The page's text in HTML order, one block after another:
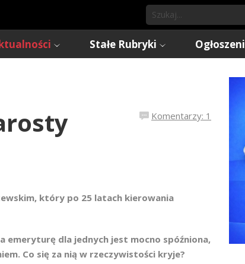
Stałe Rubryki
Komentarzy: 1
który po 25 latach kierowania
emeryturę dla jednych jest mocno spóźniona,
Co się za nią w rzeczywistości kryje?